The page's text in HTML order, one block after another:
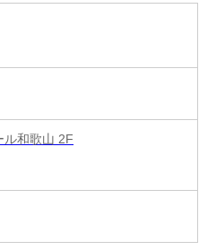
ル和歌山 2F